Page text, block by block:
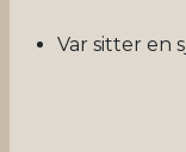
Var sitter en